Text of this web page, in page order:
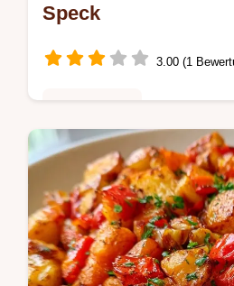
Speck
3.00 (1
Würzig-herzhaft mit
dieser Kartoffelauflauf mit
für-Schritt Anleitung hilft
jetzt ausprobieren.